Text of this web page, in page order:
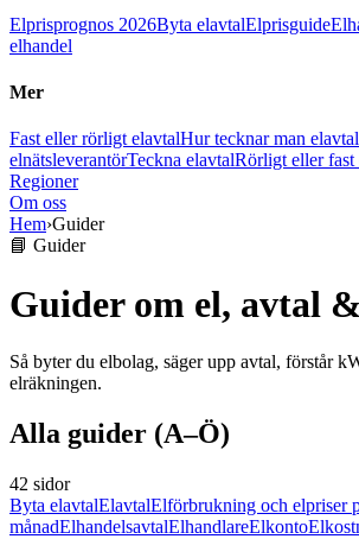
Elprisprognos 2026Byta elavtalElprisguide
elhandel
Mer
Fast eller rörligt elavtalHur tecknar man elavtal
elnätsleverantörTeckna elavtalRörligt eller fast
Regioner
Om oss
Hem›Guider
📘 Guider
Guider om el, avtal
Så byter du elbolag, säger upp avtal, förstår
elräkningen.
Alla guider (A–Ö)
42 sidor
Byta elavtalElavtalElförbrukning och elpriser
månadElhandelsavtalElhandlareElkonto